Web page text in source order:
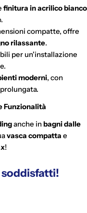
sul metodo di
finitura in acrilico bianco
compatte, offre
rilassante.
per un'installazione
moderni, con
Funzionalità
anche in bagni dalle
vasca compatta e
!